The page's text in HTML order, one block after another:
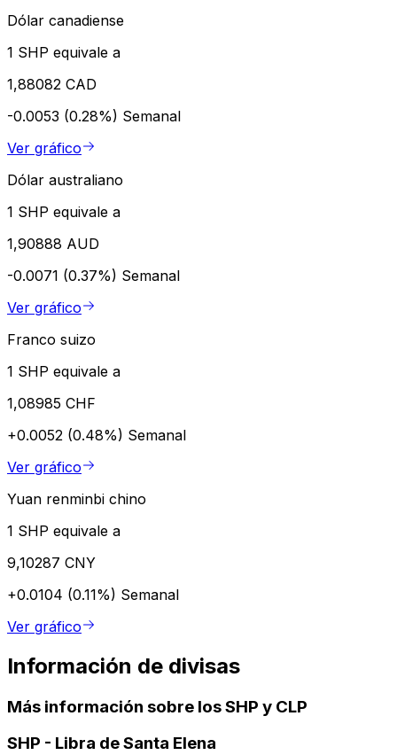
Dólar canadiense
1 SHP equivale a
1,88082 CAD
-0.0053 (0.28%) Semanal
Ver gráfico
Dólar australiano
1 SHP equivale a
1,90888 AUD
-0.0071 (0.37%) Semanal
Ver gráfico
Franco suizo
1 SHP equivale a
1,08985 CHF
+0.0052 (0.48%) Semanal
Ver gráfico
Yuan renminbi chino
1 SHP equivale a
9,10287 CNY
+0.0104 (0.11%) Semanal
Ver gráfico
Información de divisas
Más información sobre los SHP y CLP
SHP - Libra de Santa Elena